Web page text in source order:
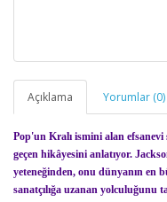
Açıklama Yorumlar (0)
Pop'un Kralı ismini alan efsanevi
geçen hikâyesini anlatıyor.
yeteneğinden, onu dünyanın en
sanatçılığa uzanan yolculuğunu